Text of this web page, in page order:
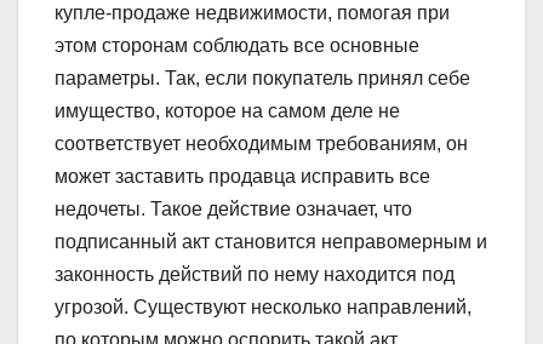
купле-продаже недвижимости, помогая при
этом сторонам соблюдать все основные
параметры. Так, если покупатель принял себе
имущество, которое на самом деле не
соответствует необходимым требованиям, он
может заставить продавца исправить все
недочеты. Такое действие означает, что
подписанный акт становится неправомерным и
законность действий по нему находится под
угрозой. Существуют несколько направлений,
по которым можно оспорить такой акт.